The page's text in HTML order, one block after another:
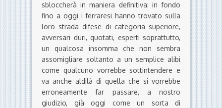
sbloccherà in maniera definitiva: in fondo
fino a oggi i ferraresi hanno trovato sulla
loro strada difese di categoria superiore,
avversari duri, quotati, esperti soprattutto,
un qualcosa insomma che non sembra
assomigliare soltanto a un semplice alibi
come qualcuno vorrebbe sottintendere e
va anche aldilà di quella che si vorrebbe
erroneamente far passare, a nostro
giudizio, già oggi come un sorta di